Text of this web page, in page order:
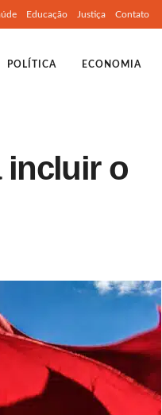
Educação Justiça Contato
POLÍTICA ECONOMIA
incluir o